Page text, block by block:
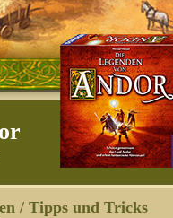
/ Tipps und Tricks